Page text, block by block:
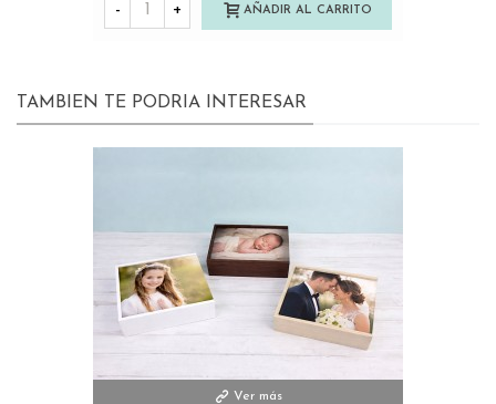
- + AÑADIR AL CARRITO
TAMBIEN TE PODRIA INTERESAR
Ver más